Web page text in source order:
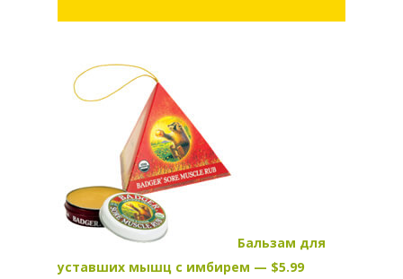
Бальзам для
уставших мышц с имбирем — $5.99